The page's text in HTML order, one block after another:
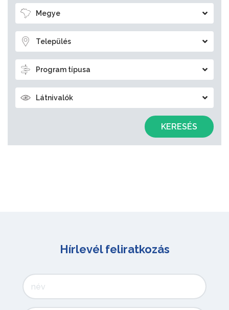
Megye
Település
Program típusa
Látnivalók
KERESÉS
Hírlevél feliratkozás